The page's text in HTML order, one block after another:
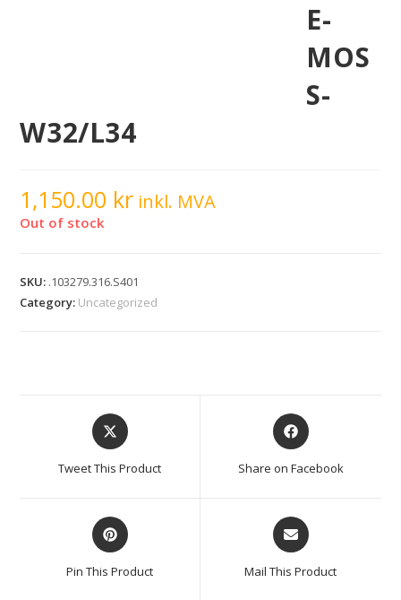
E-
MOS
S-
W32/L34
1,150.00 kr inkl. MVA
Out of stock
SKU: .103279.316.S401
Category: Uncategorized
Tweet This Product Share on Facebook
Pin This Product Mail This Product